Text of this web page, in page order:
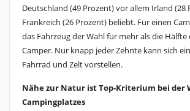
Deutschland (49 Prozent) vor allem Irland (28
Frankreich (26 Prozent) beliebt. Für einen
das Fahrzeug der Wahl für mehr als die
Camper. Nur knapp jeder Zehnte kann sich
Fahrrad und Zelt vorstellen.
Nähe zur Natur ist Top-Kriterium bei der
Campingplatzes